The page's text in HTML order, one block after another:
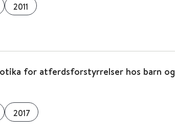
2011
for atferdsforstyrrelser hos barn og
2017